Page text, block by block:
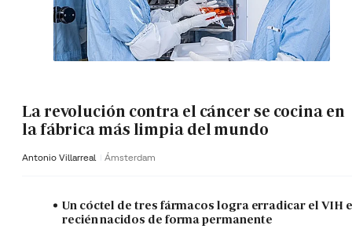
La revolución contra el cáncer se cocina en
la fábrica más limpia del mundo
Antonio Villarreal Ámsterdam
Un cóctel de tres fármacos logra erradicar el VIH
recién nacidos de forma permanente